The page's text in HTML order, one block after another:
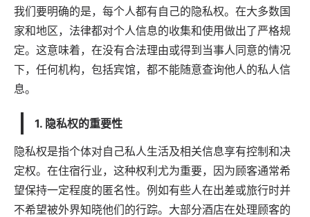
我们要明确的是，每个人都有自己的隐私权。在大多数国
家和地区，法律都对个人信息的收集和使用做出了严格规
定。这意味着，在没有合法理由或得到当事人同意的情况
下，任何机构，包括宾馆，都不能随意查询他人的私人信
息。
1. 隐私权的重要性
隐私权是指个体对自己私人生活及相关信息享有控制和决
定权。在住宿行业，这种权利尤为重要，因为顾客通常希
望保持一定程度的匿名性。例如有些人在出差或旅行时并
不希望被外界知晓他们的行踪。大部分酒店在处理顾客的